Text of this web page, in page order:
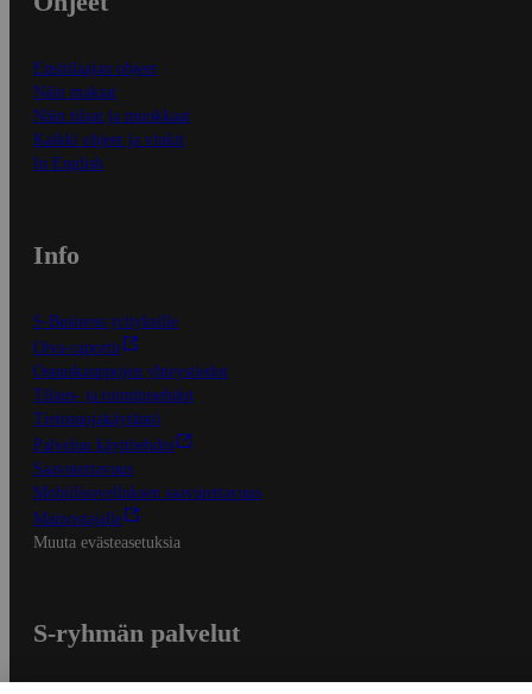
Ensitilaajan ohjeet
Näin maksat
Näin tilaat ja muokkaat
Kaikki ohjeet ja vinkit
In English
Info
S-Business yrityksille
Oiva-raportit
Osuuskauppojen yhteystiedot
Tilaus- ja toimitusehdot
Tietosuojakäytäntö
Palvelun käyttöehdot
Saavutettavuus
Mobiilisovelluksen saavutettavuus
Mainostajalle
Muuta evästeasetuksia
S-ryhmän palvelut